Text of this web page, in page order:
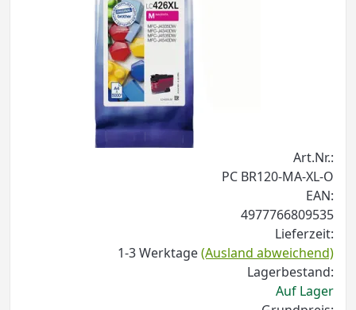
Art.Nr.:
PC BR120-MA-XL-O
EAN:
4977766809535
Lieferzeit:
1-3 Werktage(Ausland abweichend)
Lagerbestand:
Auf Lager